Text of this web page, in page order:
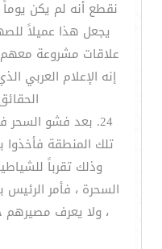
نقطع أنه لم يكن يوماً
يجعل هذا عميلاً
علاقات مشروعة
إنه الإعلام العربي
24. بعد فشو
تلك المنطقة
وذلك تقرباً
السحرة ، فأمر
، ولا يعرف مصيرهم